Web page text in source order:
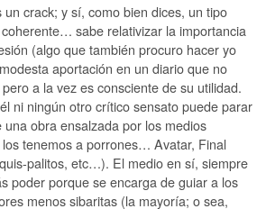
un crack; y sí, como bien dices, un tipo
sabe relativizar la importancia
(algo que también procuro hacer yo
aportación en un diario que no
a la vez es consciente de su utilidad.
ni ningún otro crítico sensato puede parar
una obra ensalzada por los medios
los tenemos a porrones… Avatar, Final
palitos, etc…). El medio en sí, siempre
poder porque se encarga de guiar a los
menos sibaritas (la mayoría; o sea,